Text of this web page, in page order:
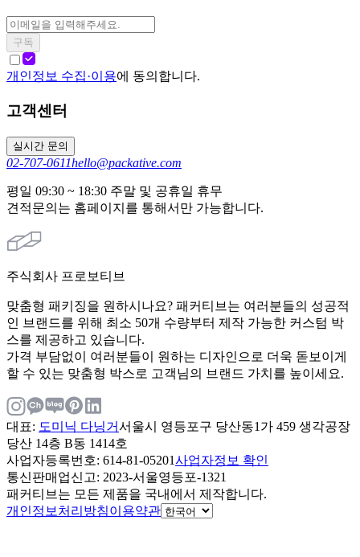
구독
개인정보 수집·이용에 동의합니다.
고객센터
실시간 문의
02-707-0611hello@packative.com
평일 09:30 ~ 18:30 주말 및 공휴일 휴무
견적문의는 홈페이지를 통해서만 가능합니다.
주식회사 프로보티브
맞춤형 패키징을 원하시나요? 패커티브는 여러분들의 성공적
인 브랜드를 위해 최소 50개 수량부터 제작 가능한 커스텀 박
스를 제공하고 있습니다.
가격 부담없이 여러분들이 원하는 디자인으로 더욱 돋보이게
할 수 있는 맞춤형 박스로 고객님의 브랜드 가치를 높이세요.
대표: 도미닉 다닝거서울시 영등포구 당산동1가 459 생각공장
당산 14층 B동 1414호
사업자등록번호: 614-81-05201사업자정보 확인
통신판매업신고: 2023-서울영등포-1321
패커티브는 모든 제품을 국내에서 제작합니다.
개인정보처리방침이용약관